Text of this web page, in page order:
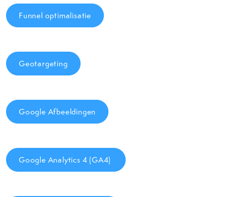
Funnel optimalisatie
Geotargeting
Google Afbeeldingen
Google Analytics 4 (GA4)